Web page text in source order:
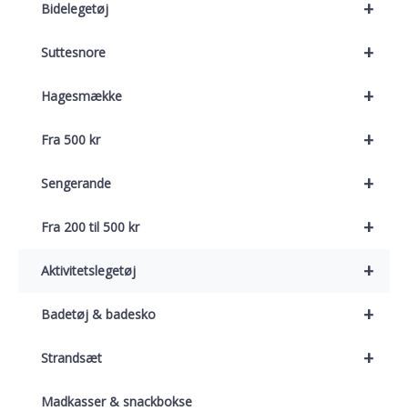
+
Bidelegetøj
+
Suttesnore
+
Hagesmække
+
Fra 500 kr
+
Sengerande
+
Fra 200 til 500 kr
+
Aktivitetslegetøj
+
Badetøj & badesko
+
Strandsæt
Madkasser & snackbokse